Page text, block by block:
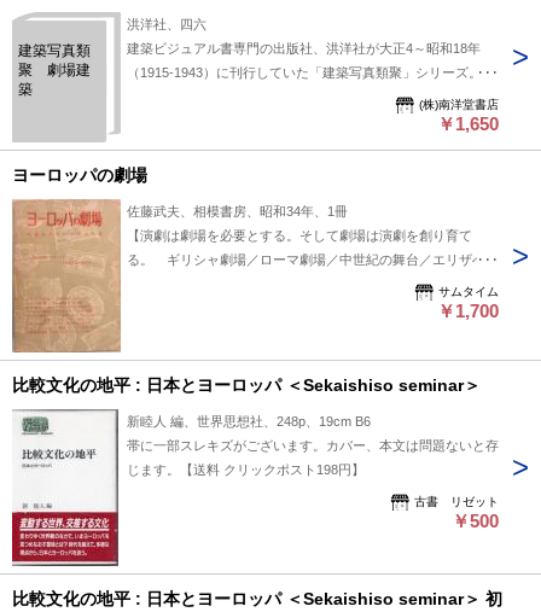
建築写真類
聚 劇場建
築
洪洋社、四六
建築ビジュアル書専門の出版社、洪洋社が大正4～昭和18年
（1915-1943）に刊行していた「建築写真類聚」シリーズ。 主
にヨーロッパの劇場建築を図面、パース、立面図で紹介する。
(株)南洋堂書店
￥1,650
ヨーロッパの劇場
佐藤武夫、相模書房、昭和34年、1冊
【演劇は劇場を必要とする。そして劇場は演劇を創り育て
る。 ギリシャ劇場／ローマ劇場／中世紀の舞台／エリザべス
劇場／イタリア劇場／フランス劇場／イギリス劇場／ドイツ・
オーストリア劇場／劇場改革運動】第1刷、B6判、ソフトカバ
サムタイム
￥1,700
比較文化の地平 : 日本とヨーロッパ ＜Sekaishiso seminar＞
新睦人 編、世界思想社、248p、19cm B6
帯に一部スレキズがございます。カバー、本文は問題ないと存
じます。【送料 クリックポスト198円】
古書 リゼット
￥500
比較文化の地平 : 日本とヨーロッパ ＜Sekaishiso seminar＞ 初